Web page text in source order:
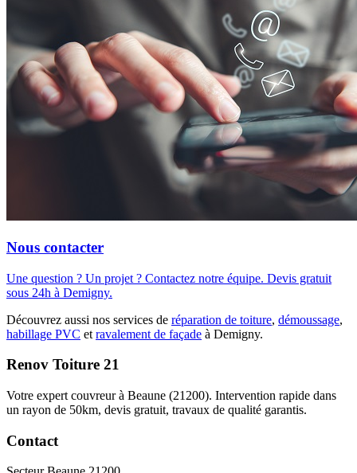
Nous contacter
Une question ? Un projet ? Contactez notre équipe. Devis gratuit
sous 24h à Demigny.
Découvrez aussi nos services de réparation de toiture, démoussage,
habillage PVC et ravalement de façade à Demigny.
Renov Toiture 21
Votre expert couvreur à Beaune (21200). Intervention rapide dans
un rayon de 50km, devis gratuit, travaux de qualité garantis.
Contact